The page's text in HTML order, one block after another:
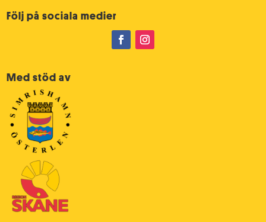
Följ på sociala medier
Med stöd av